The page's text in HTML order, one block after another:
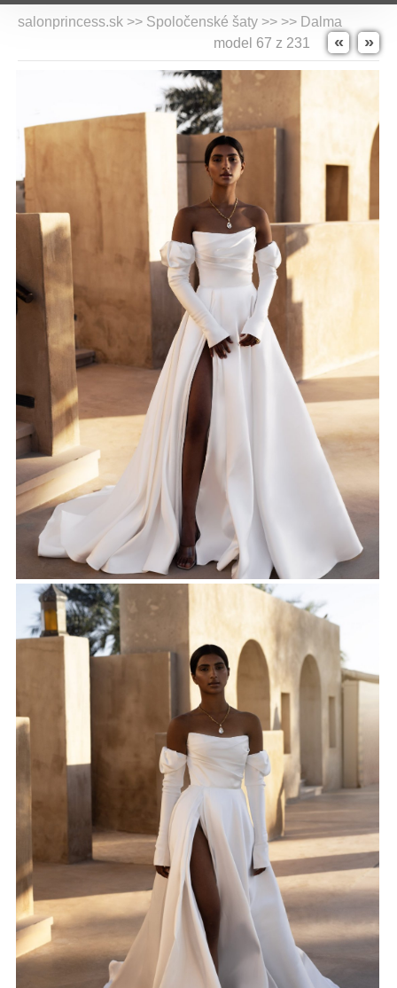
salonprincess.sk >> Spoločenské šaty >> >> Dalma
»
«
model 67 z 231